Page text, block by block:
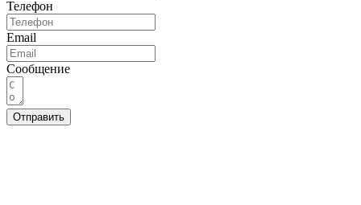
Телефон
Email
Сообщение
Отправить